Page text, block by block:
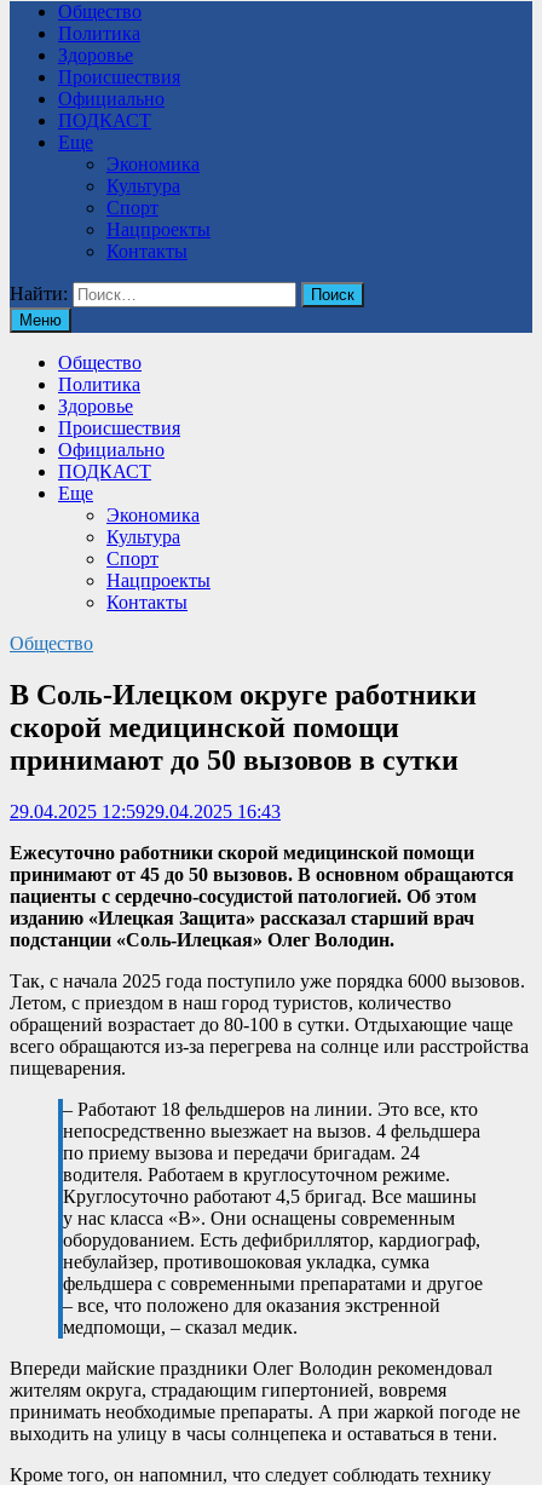
Общество
Политика
Здоровье
Происшествия
Официально
ПОДКАСТ
Еще
Экономика
Культура
Спорт
Нацпроекты
Контакты
Найти:
Меню
Общество
Политика
Здоровье
Происшествия
Официально
ПОДКАСТ
Еще
Экономика
Культура
Спорт
Нацпроекты
Контакты
Общество
В Соль-Илецком округе работники
скорой медицинской помощи
принимают до 50 вызовов в сутки
29.04.2025 12:5929.04.2025 16:43
Ежесуточно работники скорой медицинской помощи
принимают от 45 до 50 вызовов. В основном обращаются
пациенты с сердечно-сосудистой патологией. Об этом
изданию «Илецкая Защита» рассказал старший врач
подстанции «Соль-Илецкая» Олег Володин.
Так, с начала 2025 года поступило уже порядка 6000 вызовов.
Летом, с приездом в наш город туристов, количество
обращений возрастает до 80-100 в сутки. Отдыхающие чаще
всего обращаются из-за перегрева на солнце или расстройства
пищеварения.
– Работают 18 фельдшеров на линии. Это все, кто
непосредственно выезжает на вызов. 4 фельдшера
по приему вызова и передачи бригадам. 24
водителя. Работаем в круглосуточном режиме.
Круглосуточно работают 4,5 бригад. Все машины
у нас класса «B». Они оснащены современным
оборудованием. Есть дефибриллятор, кардиограф,
небулайзер, противошоковая укладка, сумка
фельдшера с современными препаратами и другое
– все, что положено для оказания экстренной
медпомощи, – сказал медик.
Впереди майские праздники Олег Володин рекомендовал
жителям округа, страдающим гипертонией, вовремя
принимать необходимые препараты. А при жаркой погоде не
выходить на улицу в часы солнцепека и оставаться в тени.
Кроме того, он напомнил, что следует соблюдать технику